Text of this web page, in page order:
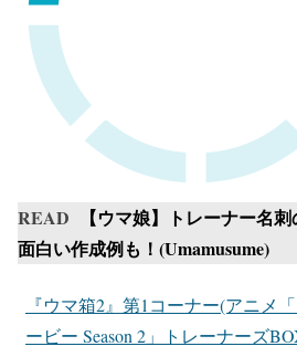
READ
【ウマ娘】トレーナー名
面白い作成例も！(Umamusume)
『ウマ箱2』第1コーナー(アニメ
ービー Season 2」トレーナーズ